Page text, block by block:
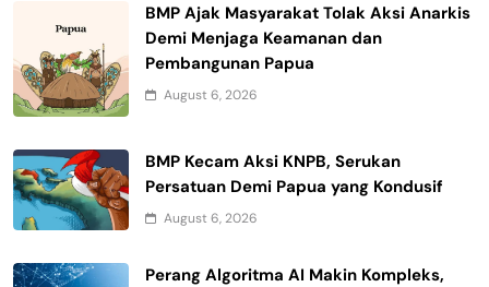
BMP Ajak Masyarakat Tolak Aksi Anarkis
Demi Menjaga Keamanan dan
Pembangunan Papua
August 6, 2026
BMP Kecam Aksi KNPB, Serukan
Persatuan Demi Papua yang Kondusif
August 6, 2026
Perang Algoritma AI Makin Kompleks,